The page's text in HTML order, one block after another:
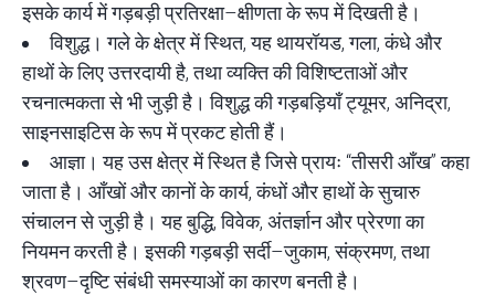
इसके कार्य में गड़बड़ी प्रतिरक्षा–क्षीणता के रूप में दिखती है।
विशुद्ध। गले के क्षेत्र में स्थित, यह थायरॉयड, गला, कंधे और
हाथों के लिए उत्तरदायी है, तथा व्यक्ति की विशिष्टताओं और
रचनात्मकता से भी जुड़ी है। विशुद्ध की गड़बड़ियाँ ट्यूमर, अनिद्रा,
साइनसाइटिस के रूप में प्रकट होती हैं।
आज्ञा। यह उस क्षेत्र में स्थित है जिसे प्रायः “तीसरी आँख” कहा
जाता है। आँखों और कानों के कार्य, कंधों और हाथों के सुचारु
संचालन से जुड़ी है। यह बुद्धि, विवेक, अंतर्ज्ञान और प्रेरणा का
नियमन करती है। इसकी गड़बड़ी सर्दी–जुकाम, संक्रमण, तथा
श्रवण–दृष्टि संबंधी समस्याओं का कारण बनती है।